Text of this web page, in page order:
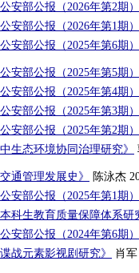
安部公报（2026年第2期
安部公报（2026年第1期
安部公报（2025年第6期
安部公报（2025年第5期
安部公报（2025年第4期
安部公报（2025年第3期
安部公报（2025年第2期
生态环境协同治理研究》
通管理发展史》
陈泳杰
安部公报（2025年第1期
本科生教育质量保障体系
安部公报（2024年第6期
战元素影视剧研究》
肖